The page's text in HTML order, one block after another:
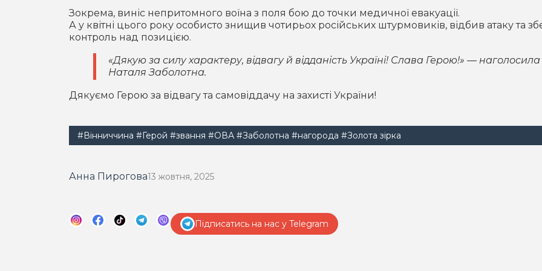
Зокрема, виніс непритомного воїна з поля бою до точки медичної евакуації.
А у квітні цього року особисто знищив чотирьох російських штурмовиків, відбив атаку та
контроль над позицією.
«Дякую за силу характеру, відвагу й відданість Україні! Слава Герою!» — наголосила
Наталя Заболотна.
Дякуємо Герою за відвагу та самовіддачу на захисті України!
#Вінниччина #Герой #звання #ОВА #Заболотна #нагорода #Золота зірка
Анна Пирогова13 жовтня, 2025
Підписатись на нас у Telegram